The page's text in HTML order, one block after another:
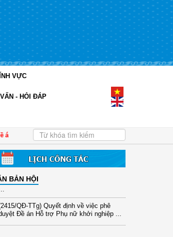
VỰC
- HỎI ĐÁP
tạo chuyển biến tích cực trong phát triển hợp tác xã do
BẢN HỘI
vụ Khoa học, công nghệ và đổi mới ...
(898/KH/ĐCT) Kế hoạch thực hiện Quyết
QĐ-BNNMT) Quyết định phê duyệt
Chương trình mục tiêu quốc gia xây dựng
KH-ĐCT) Kế hoạch thực hiện Nghị
số 72-NQ/TW ngày 9/9/2025 của Bộ
QĐ-TTg) Quyết định về việc phê
Đề án Hỗ trợ Phụ nữ khởi nghiệp ...